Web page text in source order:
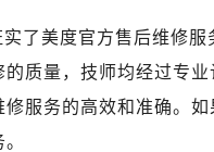
区人民路15号国际金融
区季华五路57号万科金
街道鸿福东路1号民盈国
区人民中路139号恒隆广
了美度官方售后维修服
质量，技师均经过专
服务的高效和准确。